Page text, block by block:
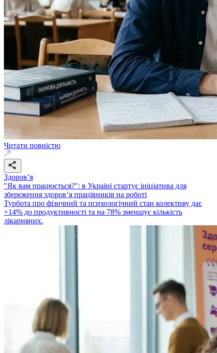
Читати повністю
Здоровʼя
"Як вам працюється?": в Україні стартує ініціатива для
збереження здоров’я працівників на роботі
Турбота про фізичний та психологічний стан колективу дає
+14% до продуктивності та на 78% зменшує кількість
лікарняних.